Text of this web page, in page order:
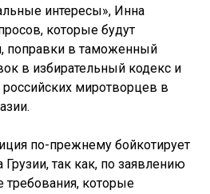
интересы», Инна
которые будут
поправки в таможенный
в избирательный кодекс и
миротворцев в
по-прежнему бойкотирует
Грузии, так как, по заявлению
которые